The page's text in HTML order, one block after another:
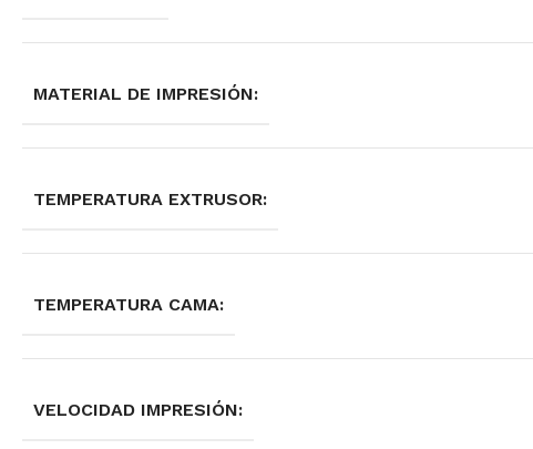
MATERIAL DE IMPRESIÓN:
TEMPERATURA EXTRUSOR:
TEMPERATURA CAMA:
VELOCIDAD IMPRESIÓN: